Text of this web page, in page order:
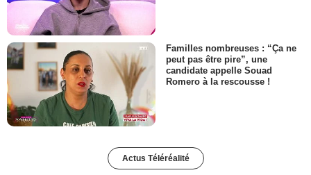
Familles nombreuses : “Ça ne
peut pas être pire”, une
candidate appelle Souad
Romero à la rescousse !
Actus Téléréalité